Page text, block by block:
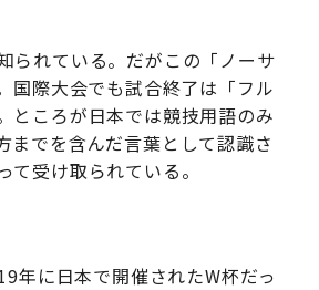
られている。だがこの「ノーサ
国際大会でも試合終了は「フル
ところが日本では競技用語のみ
までを含んだ言葉として認識さ
受け取られている。
年に日本で開催されたW杯だっ